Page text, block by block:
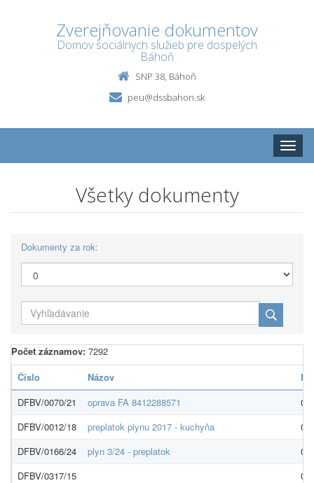
Zverejňovanie dokumentov
Domov sociálnych služieb pre dospelých
Báhoň
SNP 38, Báhoň
peu@dssbahon.sk
Toggle
Všetky dokumenty
Dokumenty za rok:
Počet záznamov: 7292
Číslo
Názov
DFBV/0070/21
oprava FA 8412288571
DFBV/0012/18
preplatok plynu 2017 - kuchyňa
DFBV/0166/24
plyn 3/24 - preplatok
DFBV/0317/15